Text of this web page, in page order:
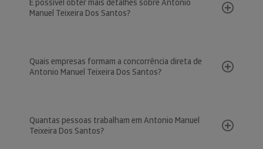
É possível obter mais detalhes sobre Antonio
Manuel Teixeira Dos Santos?
Quais empresas formam a concorrência direta de
Antonio Manuel Teixeira Dos Santos?
Quantas pessoas trabalham em Antonio Manuel
Teixeira Dos Santos?